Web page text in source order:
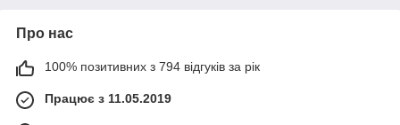
Про нас
100% позитивних з 794 відгуків за рік
Працює з 11.05.2019